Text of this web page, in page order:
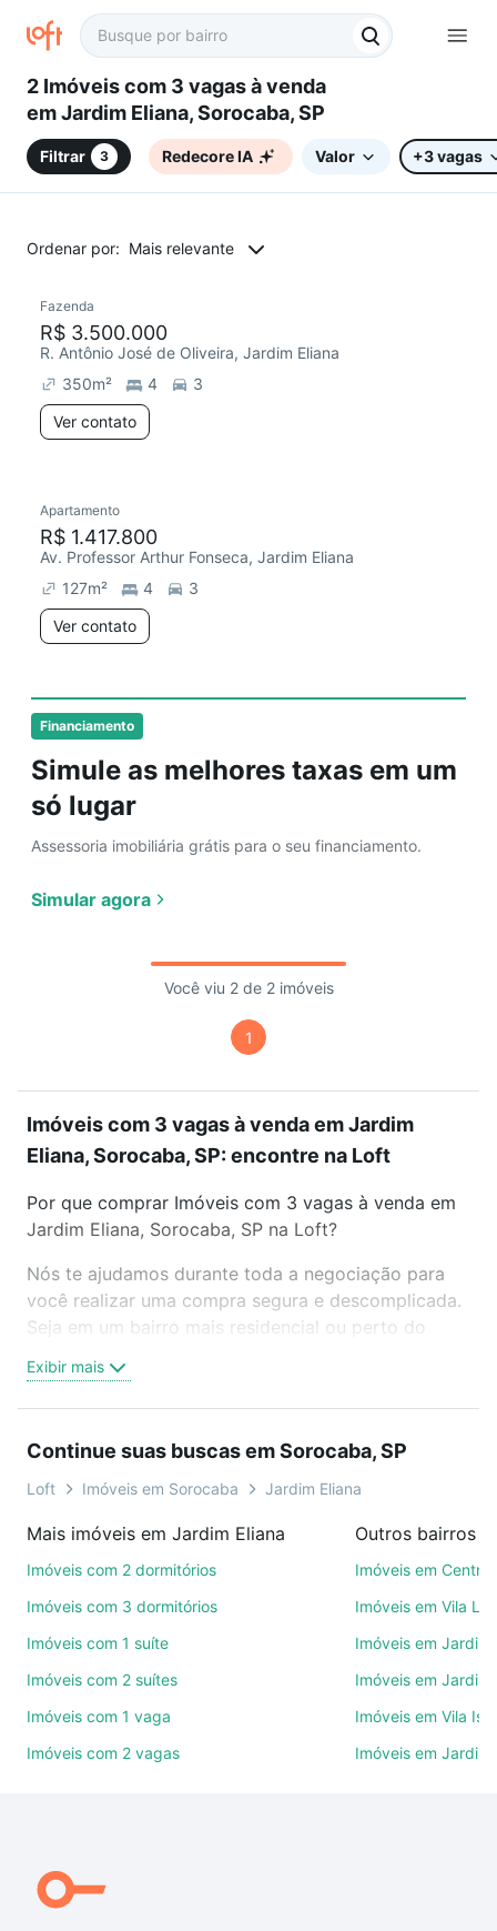
2 Imóveis com 3 vagas à venda
em Jardim Eliana, Sorocaba, SP
Filtrar 3 Redecore IA Valor +3 vagas
Ordenar por: Mais relevante
Financiamento
Simule as melhores taxas em um
só lugar
Assessoria imobiliária grátis para o seu financiamento.
Simular agora
Redecorar
Fazenda
R$ 3.500.000
R. Antônio José de Oliveira, Jardim Eliana
350m² 4
3
Ver contato
Apartamento
R$ 1.417.800
Av. Professor Arthur Fonseca, Jardim Eliana
127m² 4
3
Ver contato
Você viu 2 de 2 imóveis
1
Imóveis com 3 vagas à venda em Jardim
Eliana, Sorocaba, SP: encontre na Loft
Por que comprar Imóveis com 3 vagas à venda em
Jardim Eliana, Sorocaba, SP na Loft?
Nós te ajudamos durante toda a negociação para
você realizar uma compra segura e descomplicada.
Seja em um bairro mais residencial ou perto do
oferta ideal de Imóveis com 3 vagas à venda em
Jardim Eliana, Sorocaba, SP para conquistar seu
videochamada, é grátis, sem compromisso e você
ainda conta com mais de 46 mil corretores e
de imóveis.
ruas, bairros e até condomínios favoritos. Você
também pode usar os filtros como quantidade de
quartos, suítes, com ou sem vaga de garagem para
comodidades, como piscina, academia, salão de
Qual o preço de Imóveis com 3 vagas à venda em
Jardim Eliana, Sorocaba, SP?
Exibir mais
Continue suas buscas em Sorocaba, SP
Loft Imóveis em Sorocaba Jardim Eliana
Mais imóveis em Jardim Eliana
Imóveis com 2 dormitórios
Imóveis com 3 dormitórios
Imóveis com 1 suíte
Imóveis com 2 suítes
Imóveis com 1 vaga
Imóveis com 2 vagas
Outros bairros
Imóveis em Centro
Imóveis em Vila
Imóveis em Jardim
Imóveis em Jardim
Imóveis em Vila
Imóveis em Jardim